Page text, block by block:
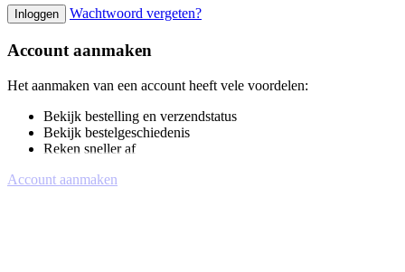
Inloggen Wachtwoord vergeten?
Account aanmaken
Het aanmaken van een account heeft vele voordelen:
Bekijk bestelling en verzendstatus
Bekijk bestelgeschiedenis
Reken sneller af
Account aanmaken